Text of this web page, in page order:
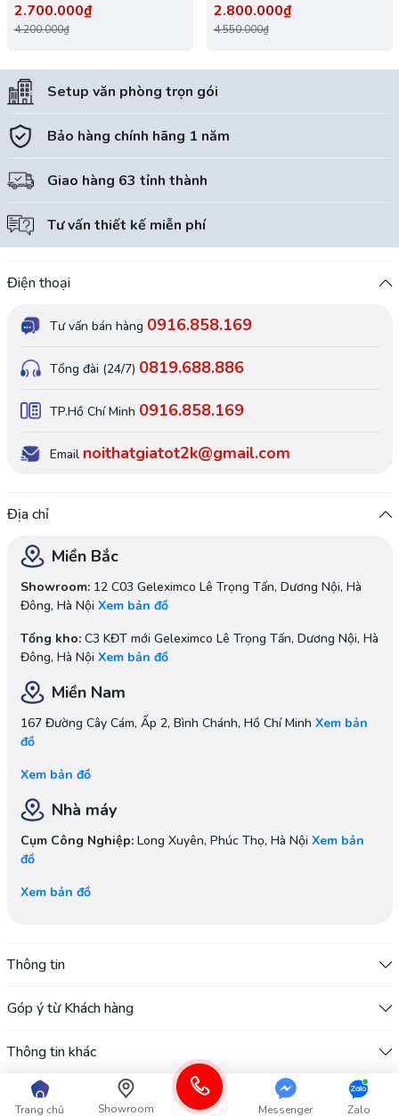
2.700.000₫
4.200.000₫
2.800.000₫
4.550.000₫
Setup văn phòng trọn gói
Bảo hàng chính hãng 1 năm
Giao hàng 63 tỉnh thành
Tư vấn thiết kế miễn phí
Điện thoại
Tư vấn bán hàng 0916.858.169
Tổng đài (24/7) 0819.688.886
TP.Hồ Chí Minh 0916.858.169
Email noithatgiatot2k@gmail.com
Địa chỉ
Miền Bắc
Showroom:12 C03 Geleximco Lê Trọng Tấn, Dương Nội, Hà
Đông, Hà Nội Xem bản đồ
Tổng kho:C3 KĐT mới Geleximco Lê Trọng Tấn, Dương Nội, Hà
Đông, Hà Nội Xem bản đồ
Miền Nam
167 Đường Cây Cám, Ấp 2, Bình Chánh, Hồ Chí Minh Xem bản
đồ
Xem bản đồ
Nhà máy
Cụm Công Nghiệp:Long Xuyên, Phúc Thọ, Hà Nội Xem bản
đồ
Xem bản đồ
Thông tin
Thông tin khác
Góp ý từ Khách hàng
Trang chủ Showroom Messenger Zalo